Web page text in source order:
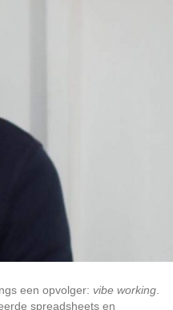
een opvolger: vibe working.
spreadsheets en